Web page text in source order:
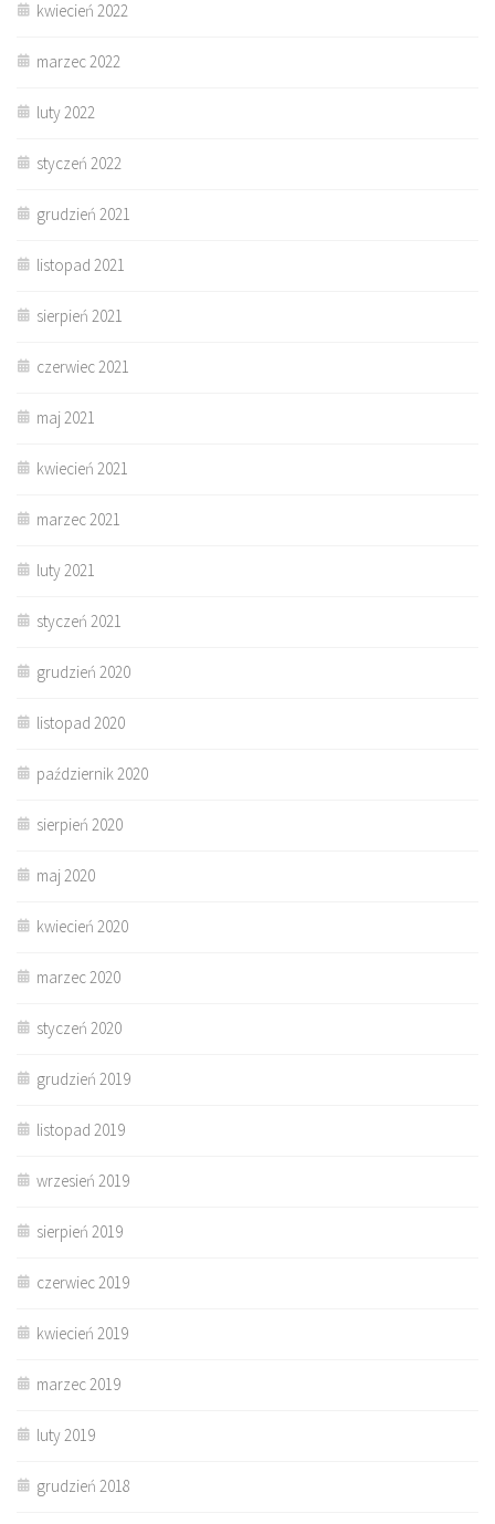
kwiecień 2022
marzec 2022
luty 2022
styczeń 2022
grudzień 2021
listopad 2021
sierpień 2021
czerwiec 2021
maj 2021
kwiecień 2021
marzec 2021
luty 2021
styczeń 2021
grudzień 2020
listopad 2020
październik 2020
sierpień 2020
maj 2020
kwiecień 2020
marzec 2020
styczeń 2020
grudzień 2019
listopad 2019
wrzesień 2019
sierpień 2019
czerwiec 2019
kwiecień 2019
marzec 2019
luty 2019
grudzień 2018